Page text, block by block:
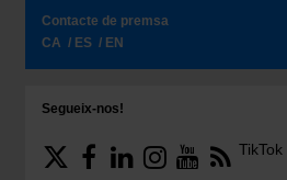
Contacte de premsa
CA
ES EN
Segueix-nos!
TikTok